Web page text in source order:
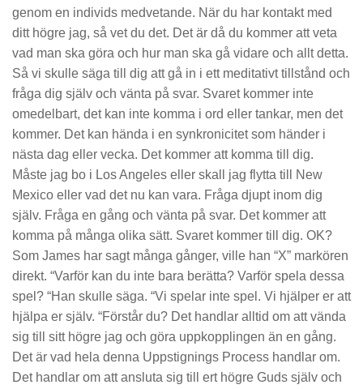
genom en individs medvetande. När du har kontakt med
ditt högre jag, så vet du det. Det är då du kommer att veta
vad man ska göra och hur man ska gå vidare och allt detta.
Så vi skulle säga till dig att gå in i ett meditativt tillstånd och
fråga dig själv och vänta på svar. Svaret kommer inte
omedelbart, det kan inte komma i ord eller tankar, men det
kommer. Det kan hända i en synkronicitet som händer i
nästa dag eller vecka. Det kommer att komma till dig.
Måste jag bo i Los Angeles eller skall jag flytta till New
Mexico eller vad det nu kan vara. Fråga djupt inom dig
själv. Fråga en gång och vänta på svar. Det kommer att
komma på många olika sätt. Svaret kommer till dig. OK?
Som James har sagt många gånger, ville han “X” markören
direkt. “Varför kan du inte bara berätta? Varför spela dessa
spel? “Han skulle säga. “Vi spelar inte spel. Vi hjälper er att
hjälpa er själv. “Förstår du? Det handlar alltid om att vända
sig till sitt högre jag och göra uppkopplingen än en gång.
Det är vad hela denna Uppstignings Process handlar om.
Det handlar om att ansluta sig till ert högre Guds själv och